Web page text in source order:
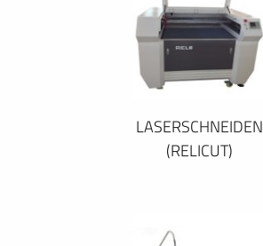
LASERSCHNEIDEN
(RELICUT)